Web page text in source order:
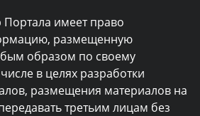
Портала имеет право
размещенную
образом по своему
в целях разработки
размещения материалов на
третьим лицам без